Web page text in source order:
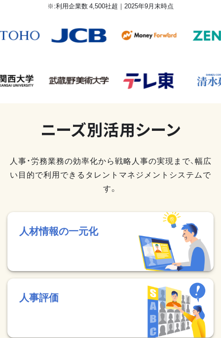
※:利用企業数 4,500社超｜2025年9月末時点
ニーズ別活用シーン
人事・労務業務の効率化から戦略人事の実現まで、幅広
い目的で利用できるタレントマネジメントシステムで
す。
人材情報の一元化
人事評価